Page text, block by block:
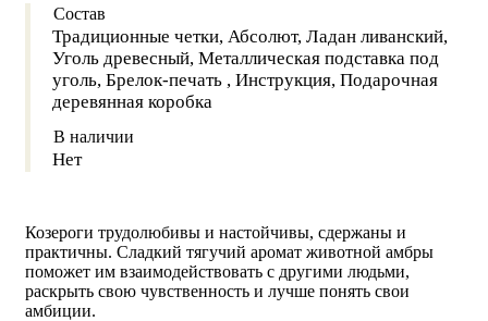
Состав
Традиционные четки, Абсолют, Ладан ливанский,
Уголь древесный, Металлическая подставка под
уголь, Брелок-печать , Инструкция, Подарочная
деревянная коробка
В наличии
Нет
Козероги трудолюбивы и настойчивы, сдержаны и
практичны. Сладкий тягучий аромат животной амбры
поможет им взаимодействовать с другими людьми,
раскрыть свою чувственность и лучше понять свои
амбиции.